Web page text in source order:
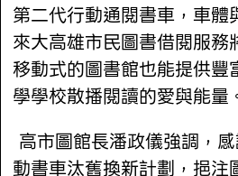
第二代行動通閱書車，車體
來大高雄市民圖書借閱服務
移動式的圖書館也能提供豐
學學校散播閱讀的愛與能量
高市圖館長潘政儀強調，
動書車汰舊換新計劃，挹注